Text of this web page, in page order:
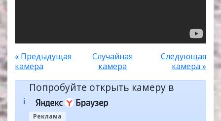
« Предыдущая
камера
Случайная
камера
Следующая
камера »
ℹ️
Попробуйте открыть камеру в
Реклама